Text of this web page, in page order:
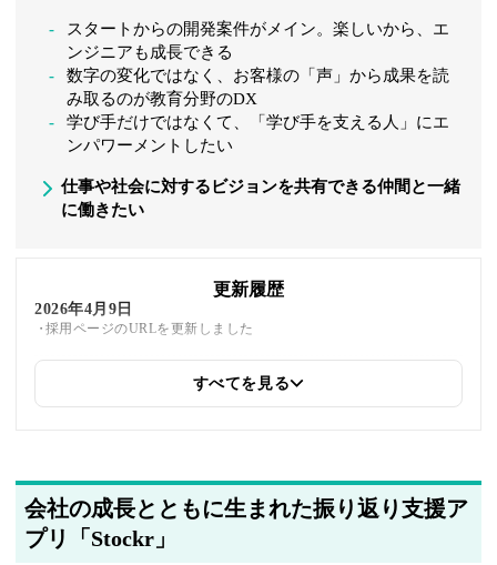
スタートからの開発案件がメイン。楽しいから、エ
ンジニアも成長できる
数字の変化ではなく、お客様の「声」から成果を読
み取るのが教育分野のDX
学び手だけではなくて、「学び手を支える人」にエ
ンパワーメントしたい
仕事や社会に対するビジョンを共有できる仲間と一緒
に働きたい
更新履歴
2026年4月9日
採用ページのURLを更新しました
同じトピックを紹介している「Mogic株式会社、ファンタムスティ
2025年5月22日
筆者情報を更新しました
すべてを見る
会社の成長とともに生まれた振り返り支援ア
プリ「Stockr」